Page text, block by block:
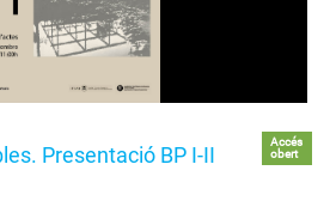
Presentació BP I-II
Accés
obert